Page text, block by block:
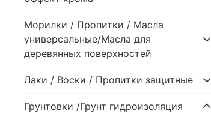
Морилки / Пропитки / Масла
универсальные/Масла для
деревянных поверхностей
Лаки / Воски / Пропитки защитные
Грунтовки /Грунт гидроизоляция